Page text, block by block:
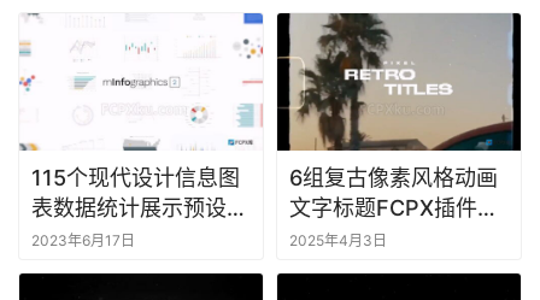
C
P
X
库
工
具
115个现代设计信息图
表数据统计展示预设动
画FCPX插件
2023年6月17日
6组复古像素风格动画
文字标题FCPX插件
Retro Titles
2025年4月3日